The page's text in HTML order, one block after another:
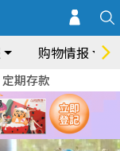
购物情报
定期存款